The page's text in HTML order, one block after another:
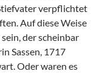
verpflichtet
Auf diese Weise
der scheinbar
Sassen, 1717
Oder waren es